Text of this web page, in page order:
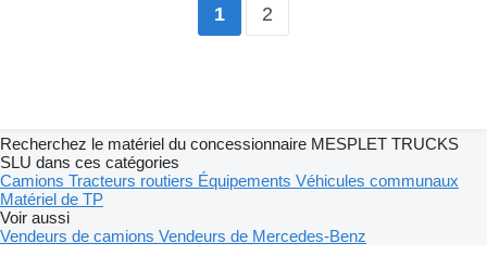
1 2
Recherchez le matériel du concessionnaire MESPLET TRUCKS
SLU dans ces catégories
Camions Tracteurs routiers Équipements Véhicules communaux
Matériel de TP
Voir aussi
Vendeurs de camions Vendeurs de Mercedes-Benz